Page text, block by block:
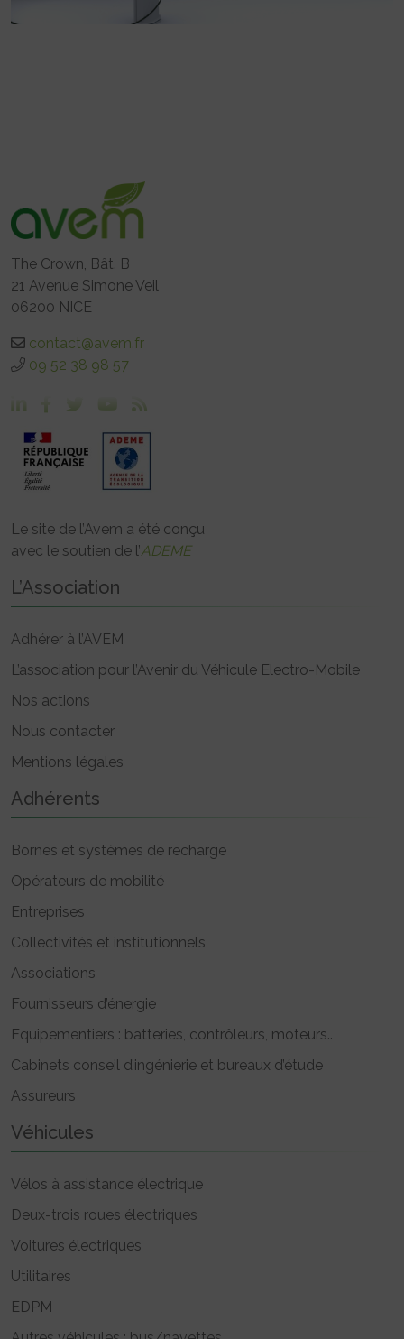
The Crown, Bât. B
21 Avenue Simone Veil
06200 NICE
contact@avem.fr
09 52 38 98 57
Le site de l’Avem a été conçu
avec le soutien de l’ADEME
L’Association
Adhérer à l’AVEM
L’association pour l’Avenir du Véhicule Electro-Mobile
Nos actions
Nous contacter
Mentions légales
Adhérents
Bornes et systèmes de recharge
Opérateurs de mobilité
Entreprises
Collectivités et institutionnels
Associations
Fournisseurs d’énergie
Equipementiers : batteries, contrôleurs, moteurs..
Cabinets conseil d’ingénierie et bureaux d’étude
Assureurs
Véhicules
Vélos à assistance électrique
Deux-trois roues électriques
Voitures électriques
Utilitaires
EDPM